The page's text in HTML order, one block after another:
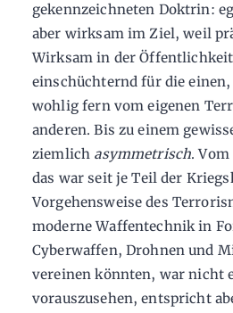
gekennzeichneten Doktrin:
aber wirksam im Ziel, weil
Wirksam in der
einschüchternd für die
wohlig fern vom eigenen
anderen. Bis zu einem
ziemlich asymmetrisch.
das war seit je Teil der
Vorgehensweise des
moderne Waffentechnik in
Cyberwaffen, Drohnen und
vereinen könnten, war nicht
vorauszusehen, entspricht